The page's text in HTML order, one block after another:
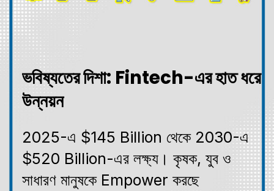
ভবিষ্যতের দিশা: Fintech-এর হাত ধরে
উন্নয়ন
2025-এ $145 Billion থেকে 2030-এ
$520 Billion-এর লক্ষ্য। কৃষক, যুব ও
সাধারণ মানুষকে Empower করছে